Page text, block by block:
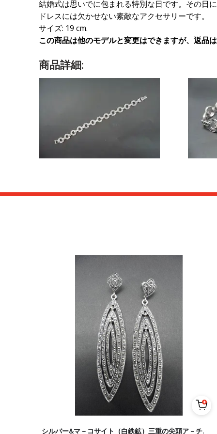
結婚式は思いでに包まれる特別な日です。その日
ドレスには欠かせない素敵なアクセサリーです。
サイズ: 19 cm.
この商品は他のモデルと変更はできますが、返品
商品詳細:
シルバー&マ－コサイト（白鉄鉱）三重の尖頭ア－チ.